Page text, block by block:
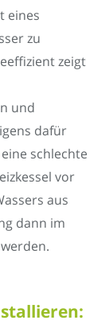
eines
zu
zeigt
und
dafür
schlechte
vor
aus
dann im